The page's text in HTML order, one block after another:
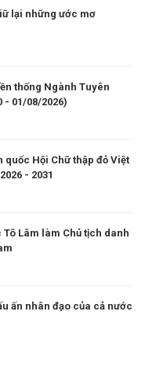
lại những ước mơ
thống Ngành Tuyên
- 01/08/2026)
quốc Hội Chữ thập đỏ Việt
- 2031
Lâm làm Chủ tịch danh
ấn nhân đạo của cả nước